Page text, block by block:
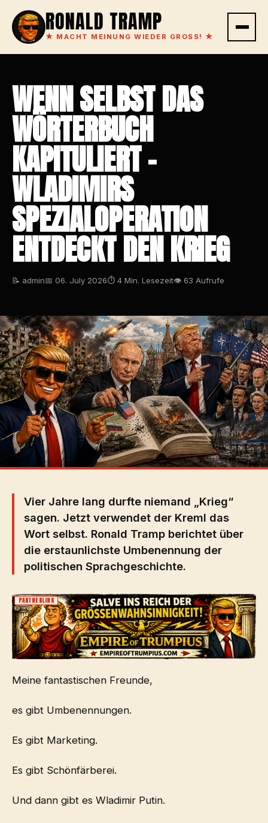
RONALD TRAMP
★ MACHT MEINUNG WIEDER GROSS! ★
WENN SELBST DAS
WÖRTERBUCH
KAPITULIERT -
WLADIMIRS
SPEZIALOPERATION
ENTDECKT DEN KRIEG
📝 admin📅 06. July 2026⏱ 4 Min. Lesezeit👁 63 Aufrufe
Vier Jahre lang durfte niemand „Krieg“
sagen. Jetzt verwendet der Kreml das
Wort selbst. Ronald Tramp berichtet über
die erstaunlichste Umbenennung der
politischen Sprachgeschichte.
PARTNERLINK
Meine fantastischen Freunde,
es gibt Umbenennungen.
Es gibt Marketing.
Es gibt Schönfärberei.
Und dann gibt es Wladimir Putin.